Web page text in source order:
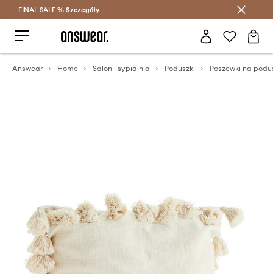
Oszczędzaj z Answear Club >
FINAL SALE % Szczegóły
Answear Home Salon i sypialnia Poduszki Poszewki na